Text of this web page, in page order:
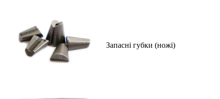
Запасні губки (ножі)